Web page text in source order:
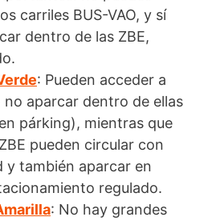
carriles BUS-VAO, y sí
dentro de las ZBE,
: Pueden acceder a
no aparcar dentro de ellas
párking), mientras que
pueden circular con
también aparcar en
regulado.
: No hay grandes